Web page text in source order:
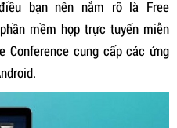
bạn nên nắm rõ là Free
mềm họp trực tuyến miễn
Conference cung cấp các ứng